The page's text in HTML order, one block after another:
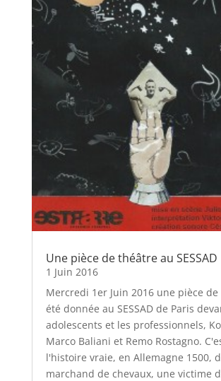
Une pièce de théâtre au SESSAD
1 Juin 2016
Mercredi 1er Juin 2016 une pièce
été donnée au SESSAD de Paris
adolescents et les professionnels,
Marco Baliani et Remo Rostagno.
l'histoire vraie, en Allemagne 1500,
marchand de chevaux, une victime